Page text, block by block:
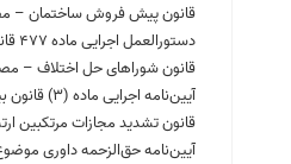
قانون پیش فروش ساختمان – مصوب
قانون شوراهای حل اختلاف – مصوب